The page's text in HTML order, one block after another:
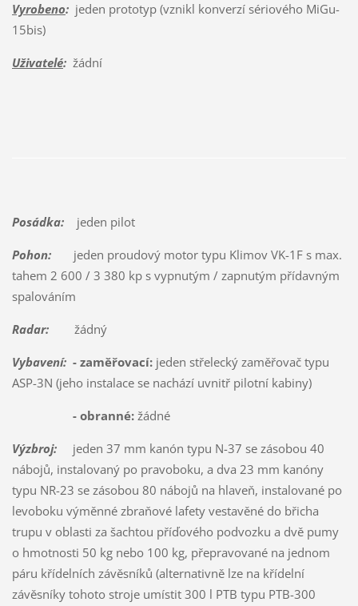
Vyrobeno:jeden prototyp (vznikl konverzí sériového MiGu-
15bis)
Uživatelé:žádní
Posádka:jeden pilot
Pohon:jeden proudový motor typu Klimov VK-1F s max.
tahem 2 600 / 3 380 kp s vypnutým / zapnutým přídavným
spalováním
Radar:žádný
Vybavení: - zaměřovací: jeden střelecký zaměřovač typu
ASP-3N (jeho instalace se nachází uvnitř pilotní kabiny)
- obranné:žádné
Výzbroj:jeden 37 mm kanón typu N-37 se zásobou 40
nábojů, instalovaný po pravoboku, a dva 23 mm kanóny
typu NR-23 se zásobou 80 nábojů na hlaveň, instalované po
levoboku výměnné zbraňové lafety vestavěné do břicha
trupu v oblasti za šachtou příďového podvozku a dvě pumy
o hmotnosti 50 kg nebo 100 kg, přepravované na jednom
páru křídelních závěsníků (alternativně lze na křídelní
závěsníky tohoto stroje umístit 300 l PTB typu PTB-300